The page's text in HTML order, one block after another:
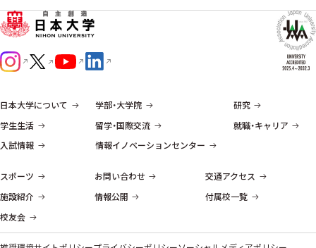
日本大学について 学部・大学院
研究
学生生活
留学・国際交流
就職・キャリア
入試情報
情報イノベーションセンター
スポーツ お問い合わせ
交通アクセス
施設紹介
情報公開
付属校一覧
校友会